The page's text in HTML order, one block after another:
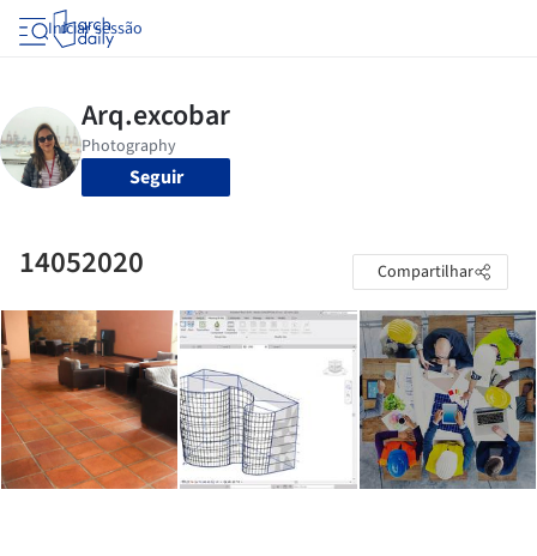
Iniciar sessão
Seguir
14052020 Compartilhar